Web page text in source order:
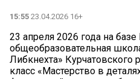
15:55 23.04.2026 16+
23 апреля 2026 года на
общеобразовательная
Либкнехта» Курчатовского
класс «Мастерство в